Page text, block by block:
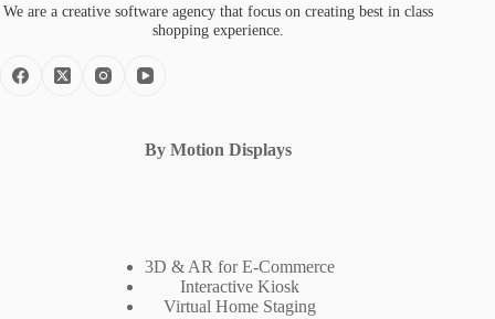
We are a creative software agency that focus on creating best in class
shopping experience.
By Motion Displays
3D & AR for E-Commerce
Interactive Kiosk
Virtual Home Staging